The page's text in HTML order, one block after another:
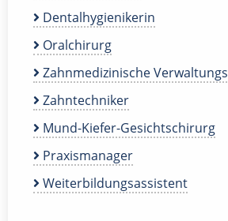
Dentalhygienikerin
Oralchirurg
Zahnmedizinische
Zahntechniker
Mund-Kiefer-Gesichtschirurg
Praxismanager
Weiterbildungsassistent